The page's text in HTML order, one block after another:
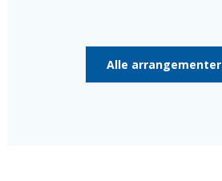
Alle arrangementer